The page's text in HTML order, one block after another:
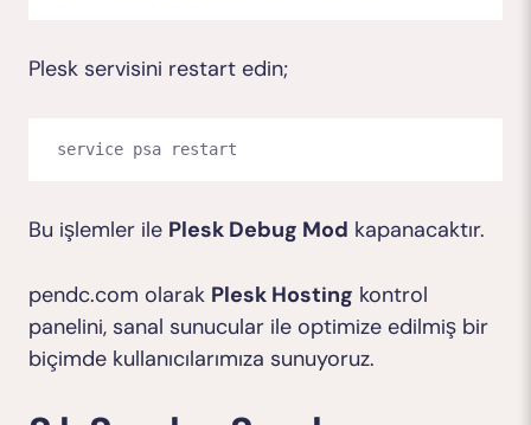
Plesk servisini restart edin;
service psa restart
Bu işlemler ile Plesk Debug Mod kapanacaktır.
pendc.com olarak Plesk Hosting kontrol
panelini, sanal sunucular ile optimize edilmiş bir
biçimde kullanıcılarımıza sunuyoruz.